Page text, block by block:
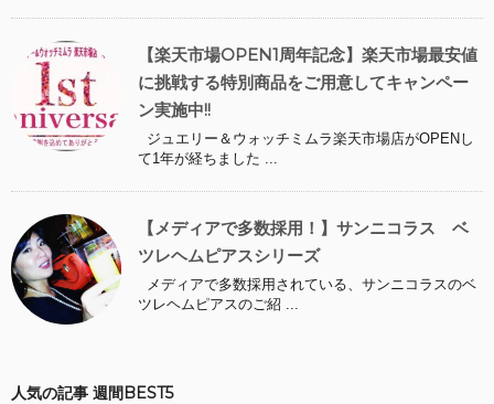
【楽天市場OPEN1周年記念】楽天市場最安値
に挑戦する特別商品をご用意してキャンペー
ン実施中!!
ジュエリー＆ウォッチミムラ楽天市場店がOPENし
て1年が経ちました ...
【メディアで多数採用！】サンニコラス ベ
ツレヘムピアスシリーズ
メディアで多数採用されている、サンニコラスのベ
ツレヘムピアスのご紹 ...
人気の記事 週間BEST5